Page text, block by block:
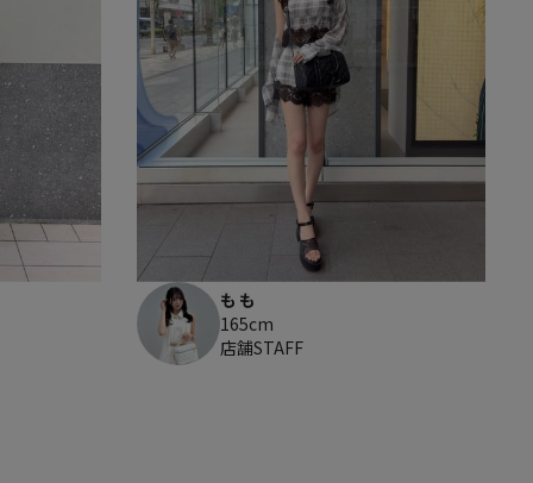
もも
165cm
店舗STAFF